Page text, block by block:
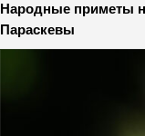
Народные приметы
Параскевы